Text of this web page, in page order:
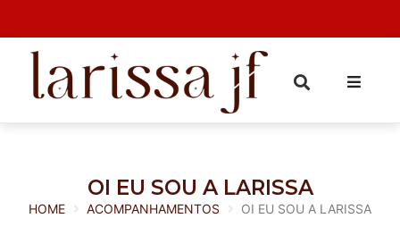
OI EU SOU A LARISSA
HOME ACOMPANHAMENTOS OI EU SOU A LARISSA